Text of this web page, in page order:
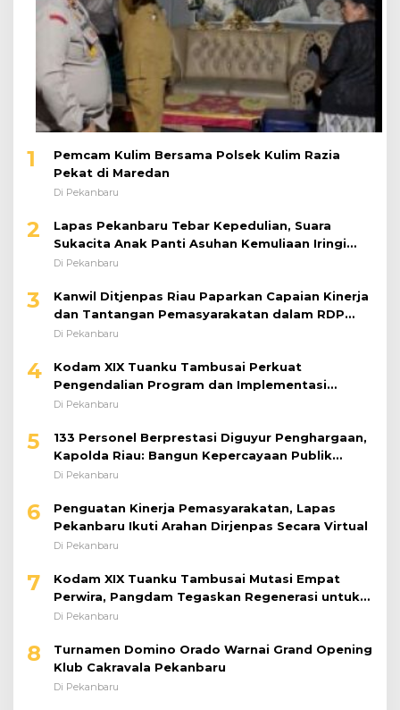
1
Pemcam Kulim Bersama Polsek Kulim Razia
Pekat di Maredan
Di Pekanbaru
2
Lapas Pekanbaru Tebar Kepedulian, Suara
Sukacita Anak Panti Asuhan Kemuliaan Iringi
Bantuan Sosial
Di Pekanbaru
3
Kanwil Ditjenpas Riau Paparkan Capaian Kinerja
dan Tantangan Pemasyarakatan dalam RDP
Bersama Komisi XIII DPR RI
Di Pekanbaru
4
Kodam XIX Tuanku Tambusai Perkuat
Pengendalian Program dan Implementasi
Doktrin TNI AD
Di Pekanbaru
5
133 Personel Berprestasi Diguyur Penghargaan,
Kapolda Riau: Bangun Kepercayaan Publik
dengan Karya Nyata
Di Pekanbaru
6
Penguatan Kinerja Pemasyarakatan, Lapas
Pekanbaru Ikuti Arahan Dirjenpas Secara Virtual
Di Pekanbaru
7
Kodam XIX Tuanku Tambusai Mutasi Empat
Perwira, Pangdam Tegaskan Regenerasi untuk
Perkuat Kinerja Satuan
Di Pekanbaru
8
Turnamen Domino Orado Warnai Grand Opening
Klub Cakravala Pekanbaru
Di Pekanbaru